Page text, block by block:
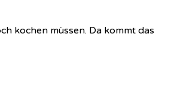
kochen müssen. Da kommt das